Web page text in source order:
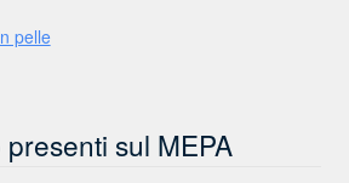
pelle
sul MEPA